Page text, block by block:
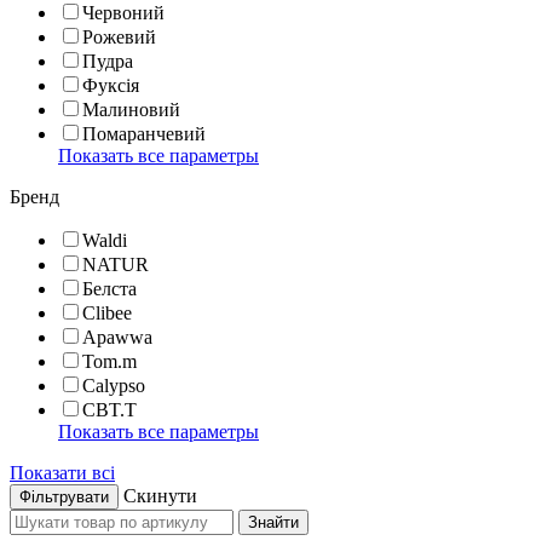
Червоний
Рожевий
Пудра
Фуксія
Малиновий
Помаранчевий
Показать все параметры
Бренд
Waldi
NATUR
Белста
Clibee
Apawwa
Tom.m
Calypso
CBT.T
Показать все параметры
Показати всі
Скинути
Знайти